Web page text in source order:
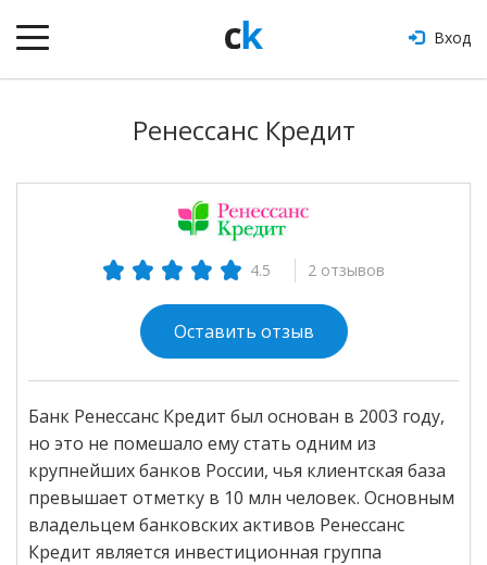
Вход
Ренессанс Кредит
4.5 2 отзывов
Оставить отзыв
Банк Ренессанс Кредит был основан в 2003 году,
но это не помешало ему стать одним из
крупнейших банков России, чья клиентская база
превышает отметку в 10 млн человек. Основным
владельцем банковских активов Ренессанс
Кредит является инвестиционная группа